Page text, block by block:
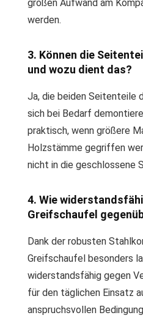
großen Aufwand am
werden.
3. Können die
und wozu dient das?
Ja, die beiden Seitenteile
sich bei Bedarf
praktisch, wenn größere
Holzstämme gegriffen
nicht in die geschlossene
4. Wie
Greifschaufel
Dank der robusten
Greifschaufel besonders
widerstandsfähig gegen
für den täglichen Einsatz
anspruchsvollen